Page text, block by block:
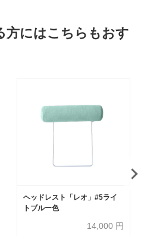
方にはこちらもおす
ヘッドレスト「レオ」#5ライ
トブルー色
14,000 円